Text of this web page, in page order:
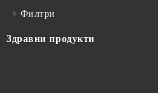
Филтри
Здравни продукти